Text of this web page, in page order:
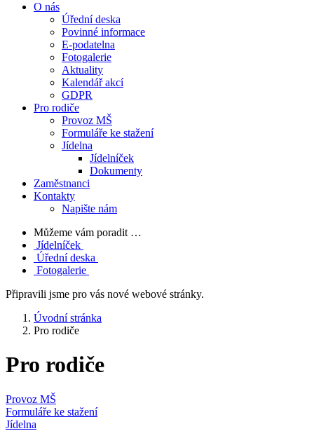
O nás
Úřední deska
Povinné informace
E-podatelna
Fotogalerie
Aktuality
Kalendář akcí
GDPR
Pro rodiče
Provoz MŠ
Formuláře ke stažení
Jídelna
Jídelníček
Dokumenty
Zaměstnanci
Kontakty
Napište nám
Můžeme vám poradit …
Jídelníček
Úřední deska
Fotogalerie
Připravili jsme pro vás nové webové stránky.
Úvodní stránka
Pro rodiče
Pro rodiče
Provoz MŠ
Formuláře ke stažení
Jídelna